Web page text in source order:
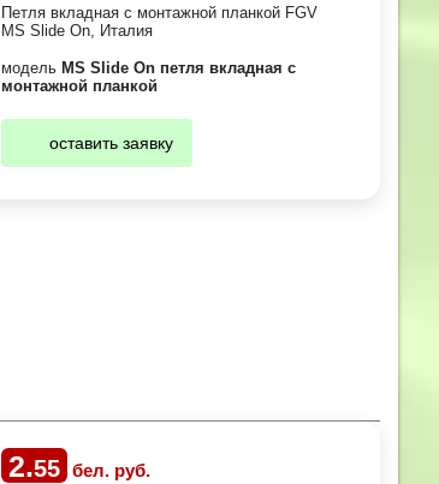
Петля вкладная с монтажной планкой FGV
MS Slide On, Италия
модель MS Slide On петля вкладная с
монтажной планкой
оставить заявку
2.55 бел. руб.